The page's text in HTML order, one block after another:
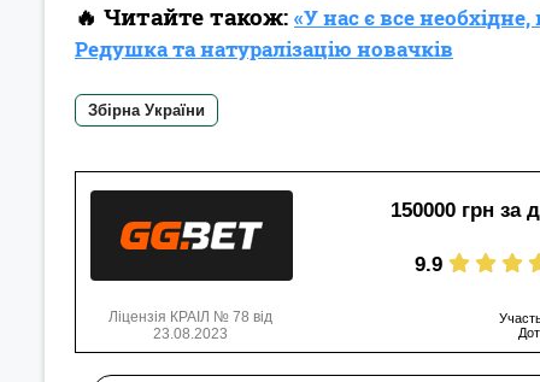
🔥 Читайте також: «У нас є все
Редушка та натуралізацію новачків
Збірна України
150000 грн за
9.9
Ліцензія КРАІЛ № 78 від
23.08.2023